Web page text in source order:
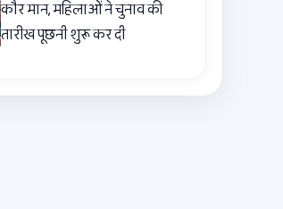
कौर मान, महिलाओं ने चुनाव की
तारीख पूछनी शुरू कर दी